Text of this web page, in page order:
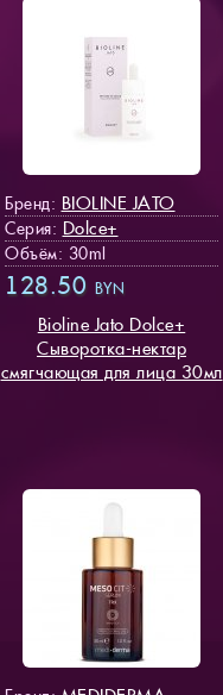
Бренд: BIOLINE JATO
Серия: Dolce+
Объём: 30ml
128.50 BYN
Bioline Jato Dolce+
Cыворотка-нектар
смягчающая для лица 30мл